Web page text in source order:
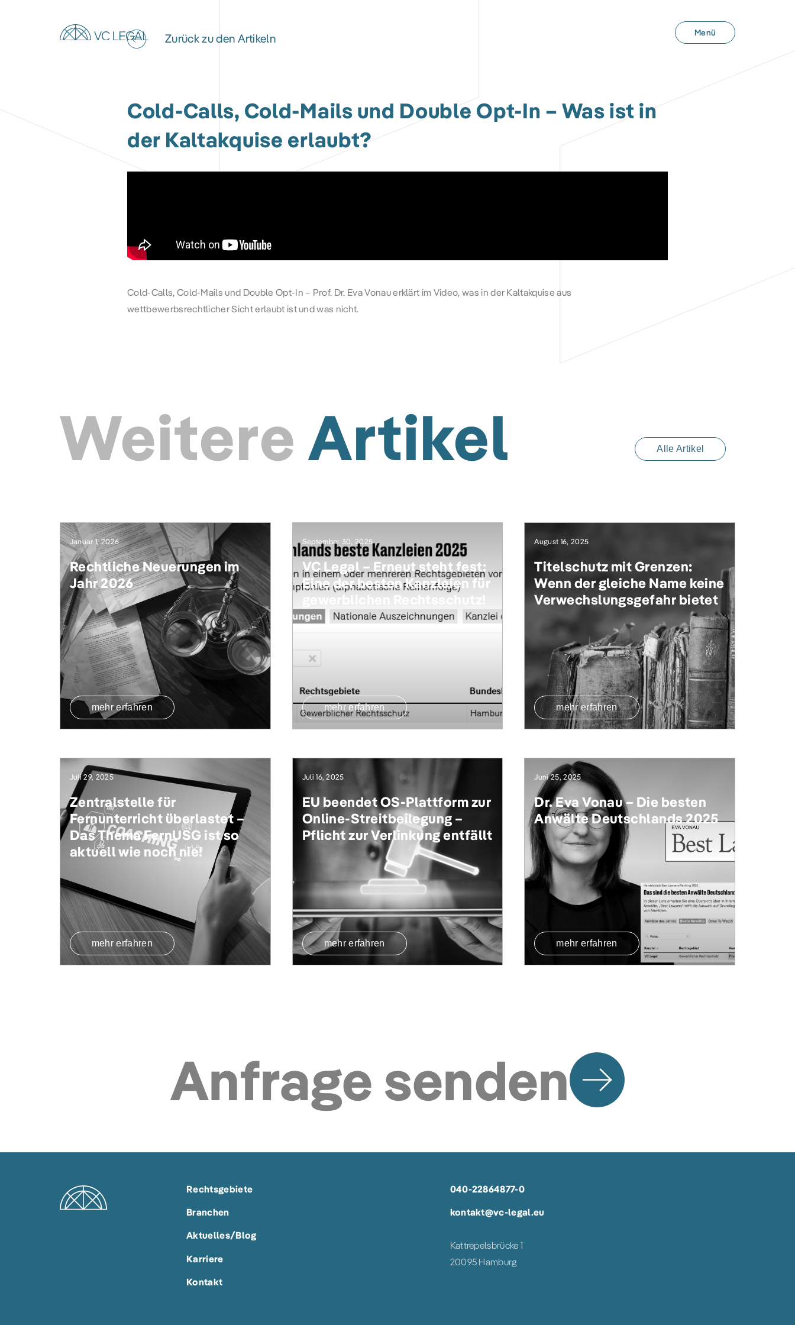
Menü
Zurück zu den Artikeln
Cold-Calls, Cold-Mails und Double Opt-In – Was ist in
der Kaltakquise erlaubt?
Cold-Calls, Cold-Mails und Double Opt-In – Prof. Dr. Eva Vonau erklärt im Video, was in der Kaltakquise aus
wettbewerbsrechtlicher Sicht erlaubt ist und was nicht.
WeitereArtikel Alle Artikel
Januar 1, 2026
Rechtliche Neuerungen im
Jahr 2026
mehr erfahren
September 30, 2025
VC Legal – Erneut steht fest:
Eine der besten Kanzleien für
mehr erfahren
August 16, 2025
Titelschutz mit Grenzen:
Wenn der gleiche Name keine
Verwechslungsgefahr bietet
mehr erfahren
Juli 29, 2025
Zentralstelle für
Fernunterricht überlastet –
Das Thema FernUSG ist so
aktuell wie noch nie!
mehr erfahren
Juli 16, 2025
EU beendet OS-Plattform zur
Online-Streitbeilegung –
Pflicht zur Verlinkung entfällt
mehr erfahren
Juni 25, 2025
Dr. Eva Vonau – Die besten
Anwälte Deutschlands 2025
mehr erfahren
Anfrage senden
Rechtsgebiete
Branchen
Aktuelles/Blog
Karriere
Kontakt
040-22864877-0
kontakt@vc-legal.eu
Kattrepelsbrücke 1
20095 Hamburg